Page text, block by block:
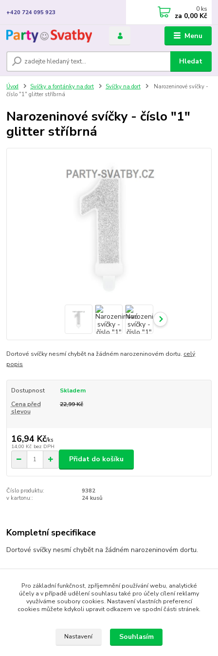
Menu
Hledat
+420 724 095 923 0 ks
za 0,00 Kč
Úvod Svíčky a fontánky na dort Svíčky na dort
Narozeninové svíčky -
číslo "1" glitter stříbrná
Narozeninové svíčky - číslo "1"
glitter stříbrná
Dortové svíčky nesmí chybět na žádném narozeninovém dortu. celý
popis
Dostupnost
Skladem
Cena před
slevou
22,99 Kč
16,94 Kč/ks
14,00 Kč bez DPH
Přidat do košíku
Číslo produktu:
9382
v kartonu::
24 kusů
Kompletní specifikace
Dortové svíčky nesmí chybět na žádném narozeninovém dortu.
Zboží zařazeno v kategoriích
stříbrná-šedá / silver-grey
Pro základní funkčnost, zpříjemnění používání webu, analytické
účely a v případě udělení souhlasu také pro účely cílení reklamy
využíváme soubory cookies. Nastavení vlastních preferencí
cookies můžete kdykoli upravit odkazem ve spodní části stránek.
Nastavení Souhlasím